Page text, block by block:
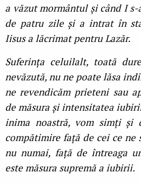
a văzut mormântul și când I s-
de patru zile și a intrat în
Iisus a lăcrimat pentru Lazăr.
Suferința celuilalt, toată
nevăzută, nu ne poate lăsa
ne revendicăm prieteni sau
de măsura și intensitatea
inima noastră, vom simți și
compătimire față de cei ce ne
nu numai, față de întreaga
este măsura supremă a iubirii.